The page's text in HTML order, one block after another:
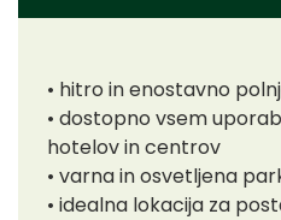
• hitro in enostavno
• dostopno vsem
hotelov in centrov
• varna in osvetljena
• idealna lokacija za